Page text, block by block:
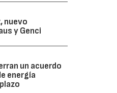
nuevo
y Genci
un acuerdo
energía